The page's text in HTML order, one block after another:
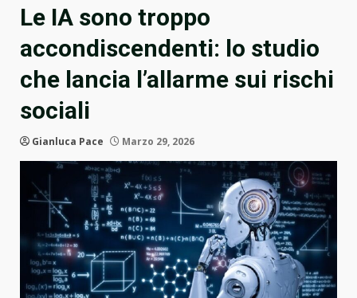
Le IA sono troppo
accondiscendenti: lo studio
che lancia l’allarme sui rischi
sociali
Gianluca Pace Marzo 29, 2026